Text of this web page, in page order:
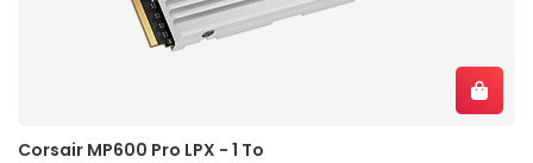
Corsair MP600 Pro LPX - 1 To